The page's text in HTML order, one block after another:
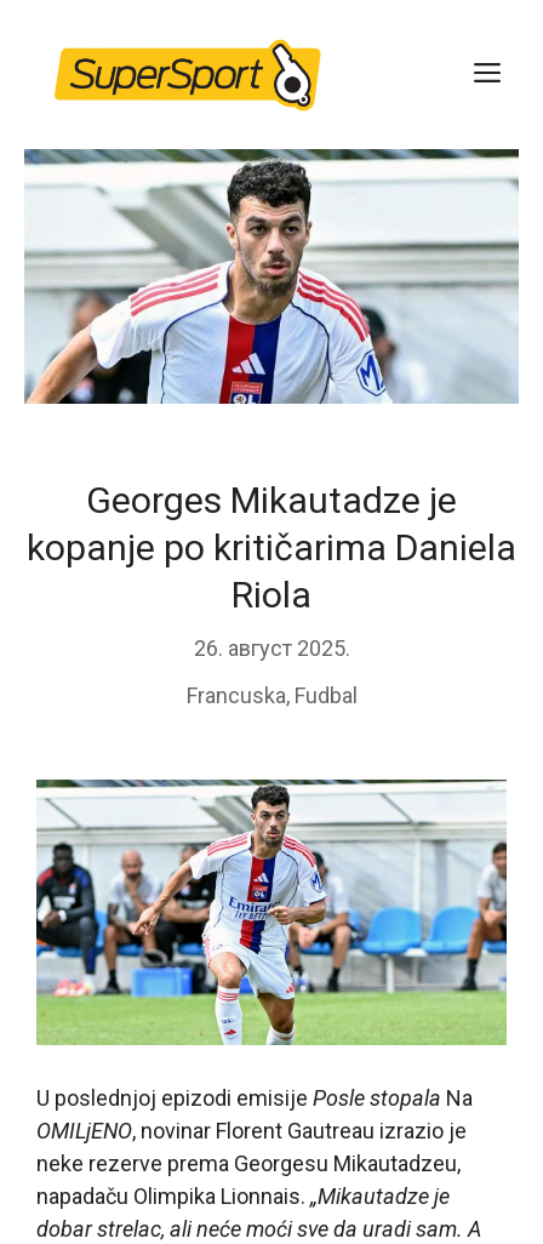
content
Georges Mikautadze je
kopanje po kritičarima Daniela
Riola
26. август 2025.
Francuska, Fudbal
U poslednjoj epizodi emisije Posle stopala Na
OMILjENO, novinar Florent Gautreau izrazio je
neke rezerve prema Georgesu Mikautadzeu,
napadaču Olimpika Lionnais. „Mikautadze je
dobar strelac, ali neće moći sve da uradi sam. A